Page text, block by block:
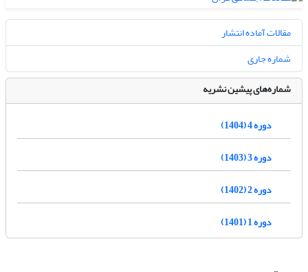
مقالات آماده انتشار
شماره جاری
شماره‌های پیشین نشریه
دوره 4 (1404)
دوره 3 (1403)
دوره 2 (1402)
دوره 1 (1401)